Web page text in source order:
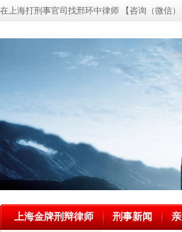
在上海打刑事官司找邢环中律师 【咨询（微信）
上海金牌刑辩律师 刑事新闻